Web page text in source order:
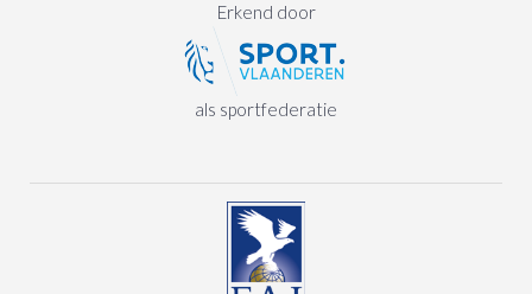
Erkend door
als sportfederatie